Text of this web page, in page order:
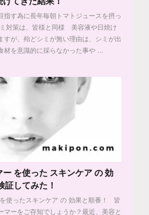
指す為に長年毎朝トマトジュースを摂っ
対策は、皆様と同様 美容液や日焼け
すが、殆どシミが無い理由は、シミが出
材を意識的に採らなかった事や ...
ー を使った スキンケア の 効
証してみた！
使ったスキンケア の 効果と順番！ 皆
マーをご存知でしょうか？最近、美容と